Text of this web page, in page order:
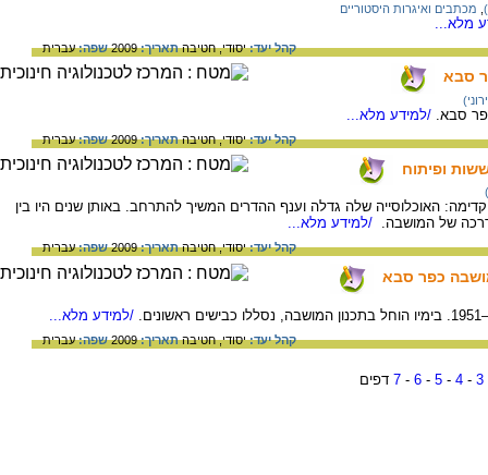
מכתבים ואיגרות היסטוריים
מלא...
קהל יעד:יסודי,חטיבהתאריך:2009 שפה:עברית
סבא
סבא. /למידע מלא...
קהל יעד:יסודי,חטיבהתאריך:2009 שפה:עברית
ופיתוח
קדימה: האוכלוסייה שלה גדלה וענף ההדרים המשיך להתרחב. באותן שנים היו בין
של המושבה. /למידע מלא...
קהל יעד:יסודי,חטיבהתאריך:2009 שפה:עברית
כפר סבא
/למידע מלא...
קהל יעד:יסודי,חטיבהתאריך:2009 שפה:עברית
3
-
4
-
5
-
6
-
7 דפים